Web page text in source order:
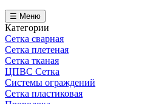
☰ Меню
Категории
Сетка сварная
Сетка плетеная
Сетка тканая
ЦПВС Сетка
Системы ограждений
Сетка пластиковая